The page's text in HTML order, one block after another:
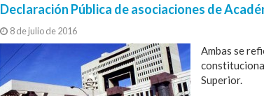
Declaración Pública de asociaciones de
8 de julio de 2016
Ambas se
Superior.